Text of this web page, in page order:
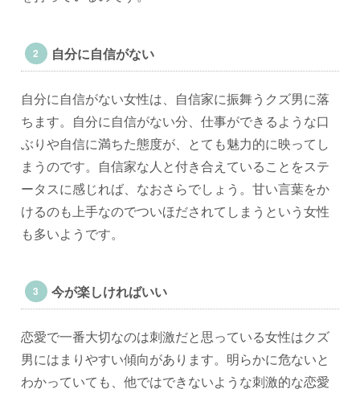
自分に自信がない
自分に自信がない女性は、自信家に振舞うクズ男に落
ちます。自分に自信がない分、仕事ができるような口
ぶりや自信に満ちた態度が、とても魅力的に映ってし
まうのです。自信家な人と付き合えていることをステ
ータスに感じれば、なおさらでしょう。甘い言葉をか
けるのも上手なのでついほだされてしまうという女性
も多いようです。
今が楽しければいい
恋愛で一番大切なのは刺激だと思っている女性はクズ
男にはまりやすい傾向があります。明らかに危ないと
わかっていても、他ではできないような刺激的な恋愛